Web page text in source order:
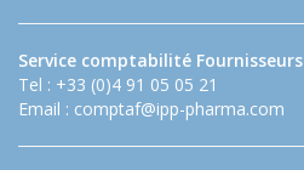
Service comptabilité Fournisseurs
Tel : +33 (0)4 91 05 05 21
Email : comptaf@ipp-pharma.com